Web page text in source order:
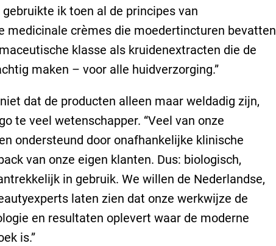
gebruikte ik toen al de principes van
medicinale crèmes die moedertincturen bevatten
klasse als kruidenextracten die de
maken – voor alle huidverzorging.”
dat de producten alleen maar weldadig zijn,
te veel wetenschapper. “Veel van onze
ondersteund door onafhankelijke klinische
van onze eigen klanten. Dus: biologisch,
in gebruik. We willen de Nederlandse,
laten zien dat onze werkwijze de
en resultaten oplevert waar de moderne
is.”